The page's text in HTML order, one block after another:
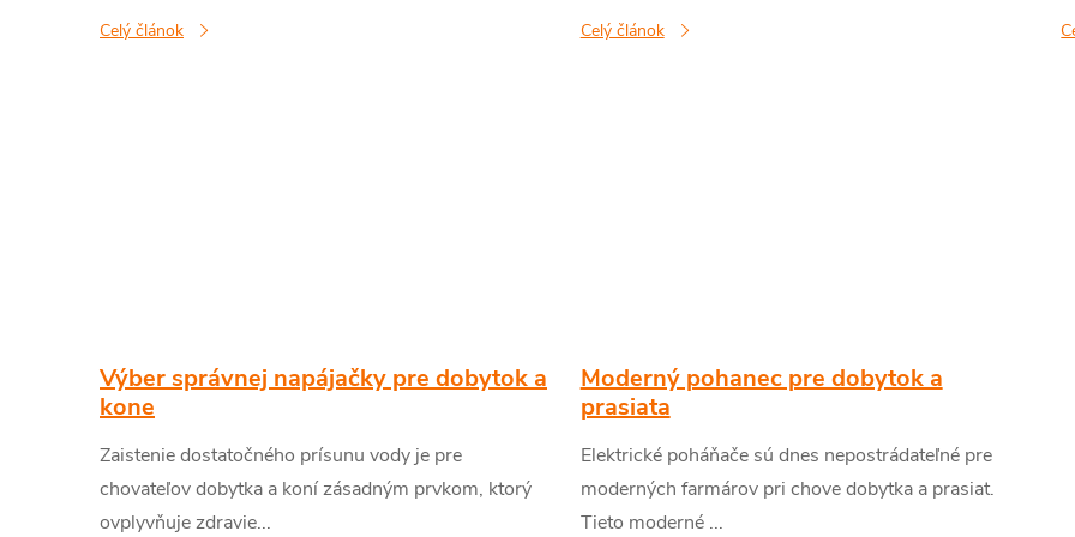
Celý článok Celý článok
Výber správnej napájačky pre dobytok a
kone
Zaistenie dostatočného prísunu vody je pre
chovateľov dobytka a koní zásadným prvkom, ktorý
ovplyvňuje zdravie...
Moderný pohanec pre dobytok a
prasiata
Elektrické poháňače sú dnes nepostrádateľné pre
moderných farmárov pri chove dobytka a prasiat.
Tieto moderné ...